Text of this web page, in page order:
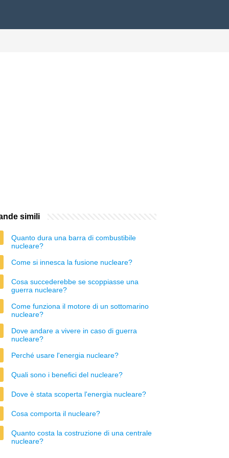
simili
Quanto dura una barra di combustibile
nucleare?
Come si innesca la fusione nucleare?
Cosa succederebbe se scoppiasse una
guerra nucleare?
Come funziona il motore di un sottomarino
nucleare?
Dove andare a vivere in caso di guerra
nucleare?
Perché usare l'energia nucleare?
Quali sono i benefici del nucleare?
Dove è stata scoperta l'energia nucleare?
Cosa comporta il nucleare?
Quanto costa la costruzione di una centrale
nucleare?